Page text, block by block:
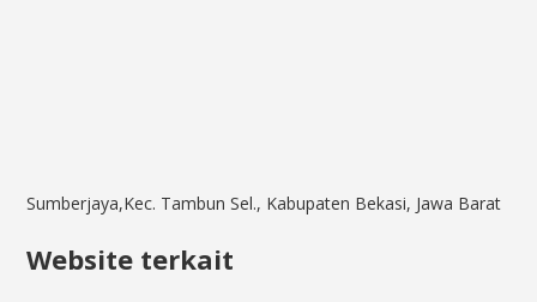
Sumberjaya,Kec. Tambun Sel., Kabupaten Bekasi, Jawa Barat
Website terkait